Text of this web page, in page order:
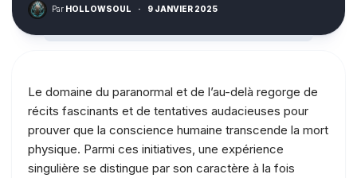
Par HOLLOWSOUL · 9 JANVIER 2025
Le domaine du paranormal et de l’au-delà regorge de
récits fascinants et de tentatives audacieuses pour
prouver que la conscience humaine transcende la mort
physique. Parmi ces initiatives, une expérience
singulière se distingue par son caractère à la fois